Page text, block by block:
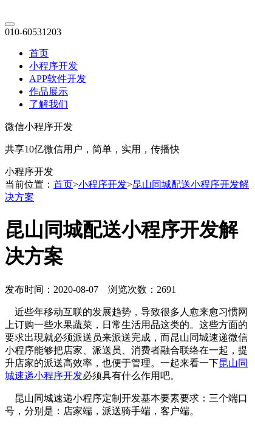
010-60531203
首页
小程序开发
APP软件开发
作品展示
了解我们
微信小程序开发
共享10亿微信用户，简单，实用，传播快
小程序开发
当前位置： 首页>小程序开发>昆山同城配送小程序开发解
决方案
昆山同城配送小程序开发解
决方案
发布时间：2020-08-07 浏览次数：2691
近些年移动互联的发展趋势，导致很多人愈来愈习惯网
上订购一些水果蔬菜，日常生活用品这类的。这些方面的
要求出現就必须派送员来派送完成，而昆山同城速递微信
小程序能够把店家、派送员、消费者融合联络在一起，提
升店家的派送高效率，也便于管理。一起来看一下昆山同
城速递小程序开发必须具有什么作用吧。
昆山同城速递小程序定制开发基本要素要求：三个端口
号，分别是：店家端，派送骑手端，客户端。